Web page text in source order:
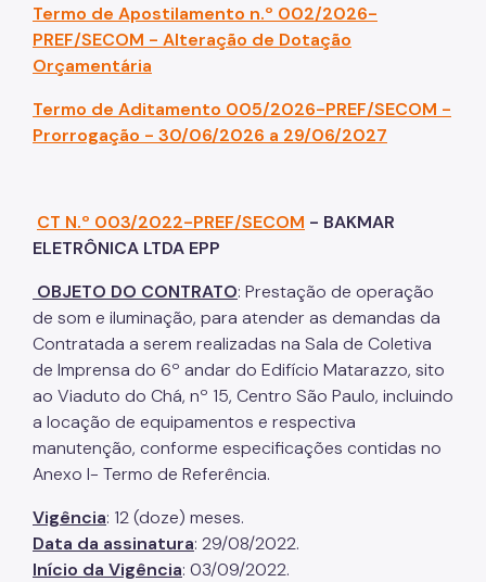
Termo de Apostilamento n.º 002/2026-
PREF/SECOM - Alteração de Dotação
Orçamentária
Termo de Aditamento 005/2026-PREF/SECOM -
Prorrogação - 30/06/2026 a 29/06/2027
CT N.º 003/2022-PREF/SECOM - BAKMAR
ELETRÔNICA LTDA EPP
OBJETO DO CONTRATO: Prestação de operação
de som e iluminação, para atender as demandas da
Contratada a serem realizadas na Sala de Coletiva
de Imprensa do 6º andar do Edifício Matarazzo, sito
ao Viaduto do Chá, nº 15, Centro São Paulo, incluindo
a locação de equipamentos e respectiva
manutenção, conforme especificações contidas no
Anexo I- Termo de Referência.
Vigência: 12 (doze) meses.
Data da assinatura: 29/08/2022.
Início da Vigência: 03/09/2022.